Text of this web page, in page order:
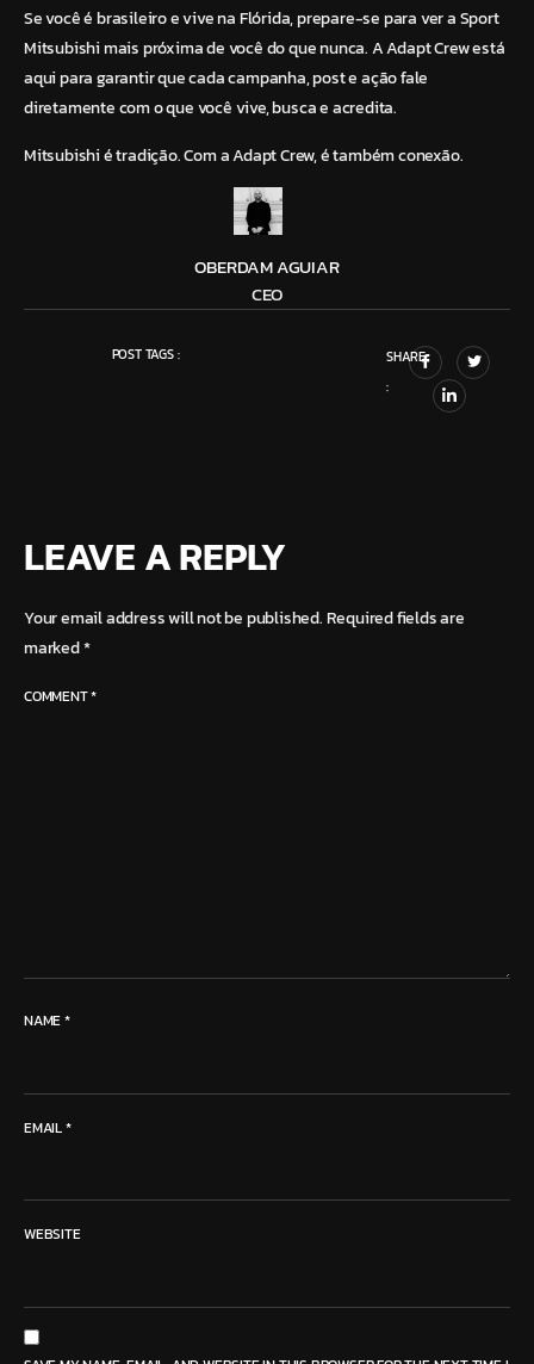
Se você é brasileiro e vive na Flórida, prepare-se para ver a Sport
Mitsubishi mais próxima de você do que nunca. A Adapt Crew está
aqui para garantir que cada campanha, post e ação fale
diretamente com o que você vive, busca e acredita.
Mitsubishi é tradição. Com a Adapt Crew, é também conexão.
OBERDAM AGUIAR
CEO
POST TAGS :
SHARE
:
LEAVE A REPLY
Your email address will not be published.Required fields are
marked*
COMMENT*
NAME*
EMAIL*
WEBSITE